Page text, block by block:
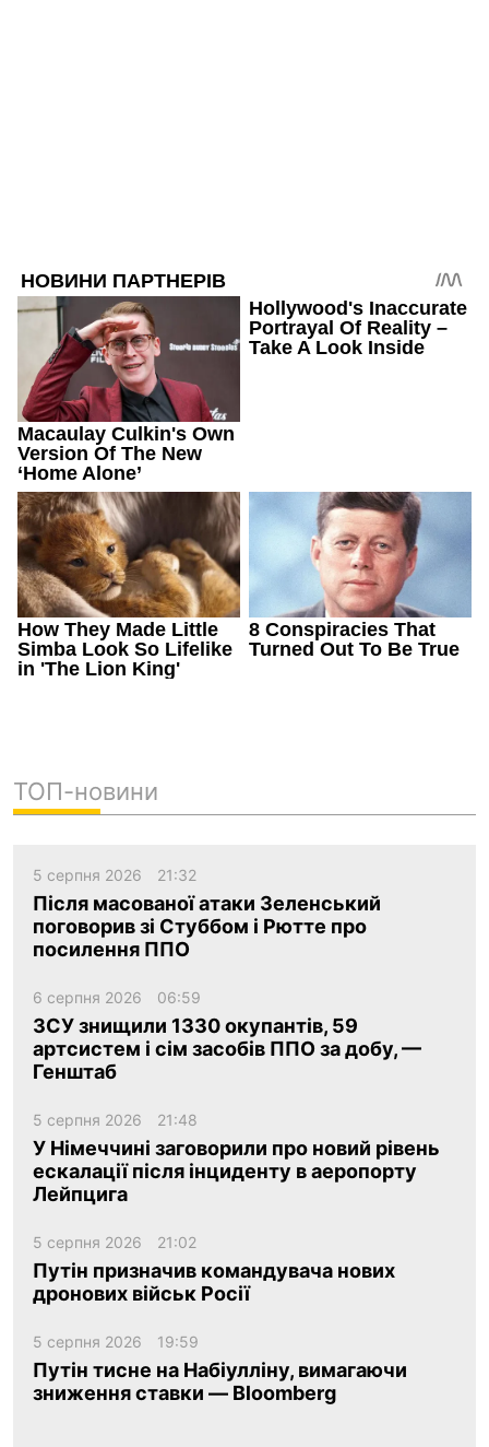
ТОП-новини
5 серпня 2026 21:32
Після масованої атаки Зеленський
поговорив зі Стуббом і Рютте про
посилення ППО
6 серпня 2026 06:59
ЗСУ знищили 1330 окупантів, 59
артсистем і сім засобів ППО за добу, —
Генштаб
5 серпня 2026 21:48
У Німеччині заговорили про новий рівень
ескалації після інциденту в аеропорту
Лейпцига
5 серпня 2026 21:02
Путін призначив командувача нових
дронових військ Росії
5 серпня 2026 19:59
Путін тисне на Набіулліну, вимагаючи
зниження ставки — Bloomberg